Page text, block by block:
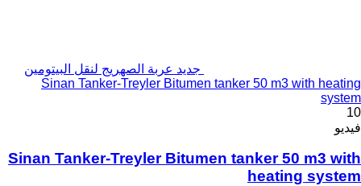
جديد عربة الصهريج لنقل البيتومين
Sinan Tanker-Treyler Bitumen tanker 50 m3 with heating
system
10
فيديو
Sinan Tanker-Treyler Bitumen tanker 50 m3 with
heating system